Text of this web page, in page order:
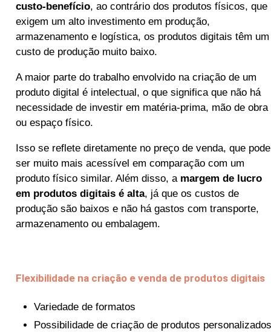
custo-benefício, ao contrário dos produtos físicos, que
exigem um alto investimento em produção,
armazenamento e logística, os produtos digitais têm um
custo de produção muito baixo.
A maior parte do trabalho envolvido na criação de um
produto digital é intelectual, o que significa que não há
necessidade de investir em matéria-prima, mão de obra
ou espaço físico.
Isso se reflete diretamente no preço de venda, que pode
ser muito mais acessível em comparação com um
produto físico similar. Além disso, a margem de lucro
em produtos digitais é alta, já que os custos de
produção são baixos e não há gastos com transporte,
armazenamento ou embalagem.
Flexibilidade na criação e venda de produtos digitais
Variedade de formatos
Possibilidade de criação de produtos personalizados